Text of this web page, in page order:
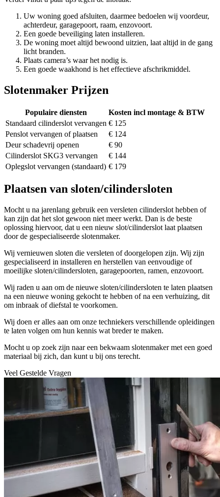
Uw woning goed afsluiten, daarmee bedoelen wij voordeur,
achterdeur, garagepoort, raam, enzovoort.
Een goede beveiliging laten installeren.
De woning moet altijd bewoond uitzien, laat altijd in de gang
licht branden.
Plaats camera’s waar het nodig is.
Een goede waakhond is het effectieve afschrikmiddel.
Slotenmaker Prijzen
Populaire diensten
Kosten incl montage & BTW
Standaard cilinderslot vervangen € 125
Penslot vervangen of plaatsen
€ 124
Deur schadevrij openen
€ 90
Cilinderslot SKG3 vervangen
€ 144
Oplegslot vervangen (standaard) € 179
Plaatsen van sloten/cilindersloten
Mocht u na jarenlang gebruik een versleten cilinderslot hebben of
kan zijn dat het slot gewoon niet meer werkt. Dan is de beste
oplossing hiervoor, dat u een nieuw slot/cilinderslot laat plaatsen
door de gespecialiseerde slotenmaker.
Wij vernieuwen sloten die versleten of doorgelopen zijn. Wij zijn
gespecialiseerd in installeren en herstellen van eenvoudige of
moeilijke sloten/cilindersloten, garagepoorten, ramen, enzovoort.
Wij raden u aan om de nieuwe sloten/cilindersloten te laten plaatsen
na een nieuwe woning gekocht te hebben of na een verhuizing, dit
om inbraak of diefstal te voorkomen.
Wij doen er alles aan om onze techniekers verschillende opleidingen
te laten volgen om hun kennis wat breder te maken.
Mocht u op zoek zijn naar een bekwaam slotenmaker met een goed
materiaal bij zich, dan kunt u bij ons terecht.
Veel Gestelde Vragen